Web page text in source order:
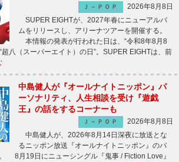
Ｊ－ＰＯＰ
2026年8月8日
SUPER EIGHTが、2027年春にニューアルバ
ムをリリースし、アリーナツアーを開催する。
本情報の発表が行われた日は、“令和8年8月8
超八（スーパーエイト）の日”。SUPER EIGHTは、前
中島健人が『オールナイトニッポン』パ
ーソナリティ、人生相談を受け『遊戯
王』の話をするコーナーも
Ｊ－ＰＯＰ
2026年8月8日
中島健人が、2026年8月14日深夜に放送とな
るニッポン放送『オールナイトニッポン』のパ
8月19日にニューシングル『鬼事 / Fiction Love』